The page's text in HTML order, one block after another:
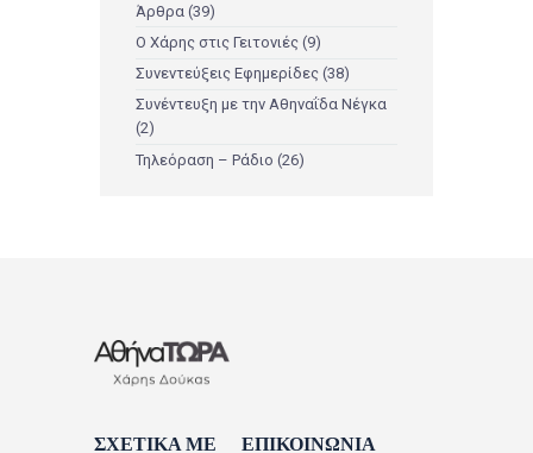
Άρθρα (39)
Ο Χάρης στις Γειτονιές (9)
Συνεντεύξεις Εφημερίδες (38)
Συνέντευξη με την Αθηναΐδα Νέγκα
(2)
Τηλεόραση – Ράδιο (26)
ΣΧΕΤΙΚΑ ΜΕ ΕΠΙΚΟΙΝΩΝΙΑ